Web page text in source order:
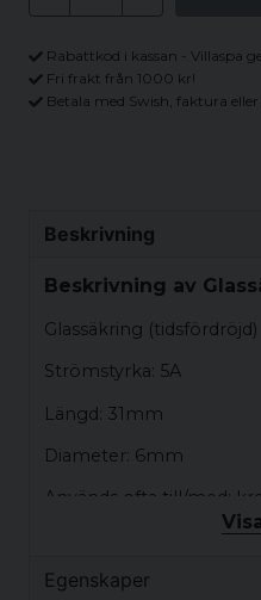
Rabattkod i kassan - Villaspa
Fri frakt från 1000 kr!
Betala med Swish, faktura
Beskrivning
Beskrivning av
Glassäkring (tidsfördröjd)
Strömstyrka: 5A
Längd: 31mm
Diameter: 6mm
Används ofta till/med:
Egenskaper